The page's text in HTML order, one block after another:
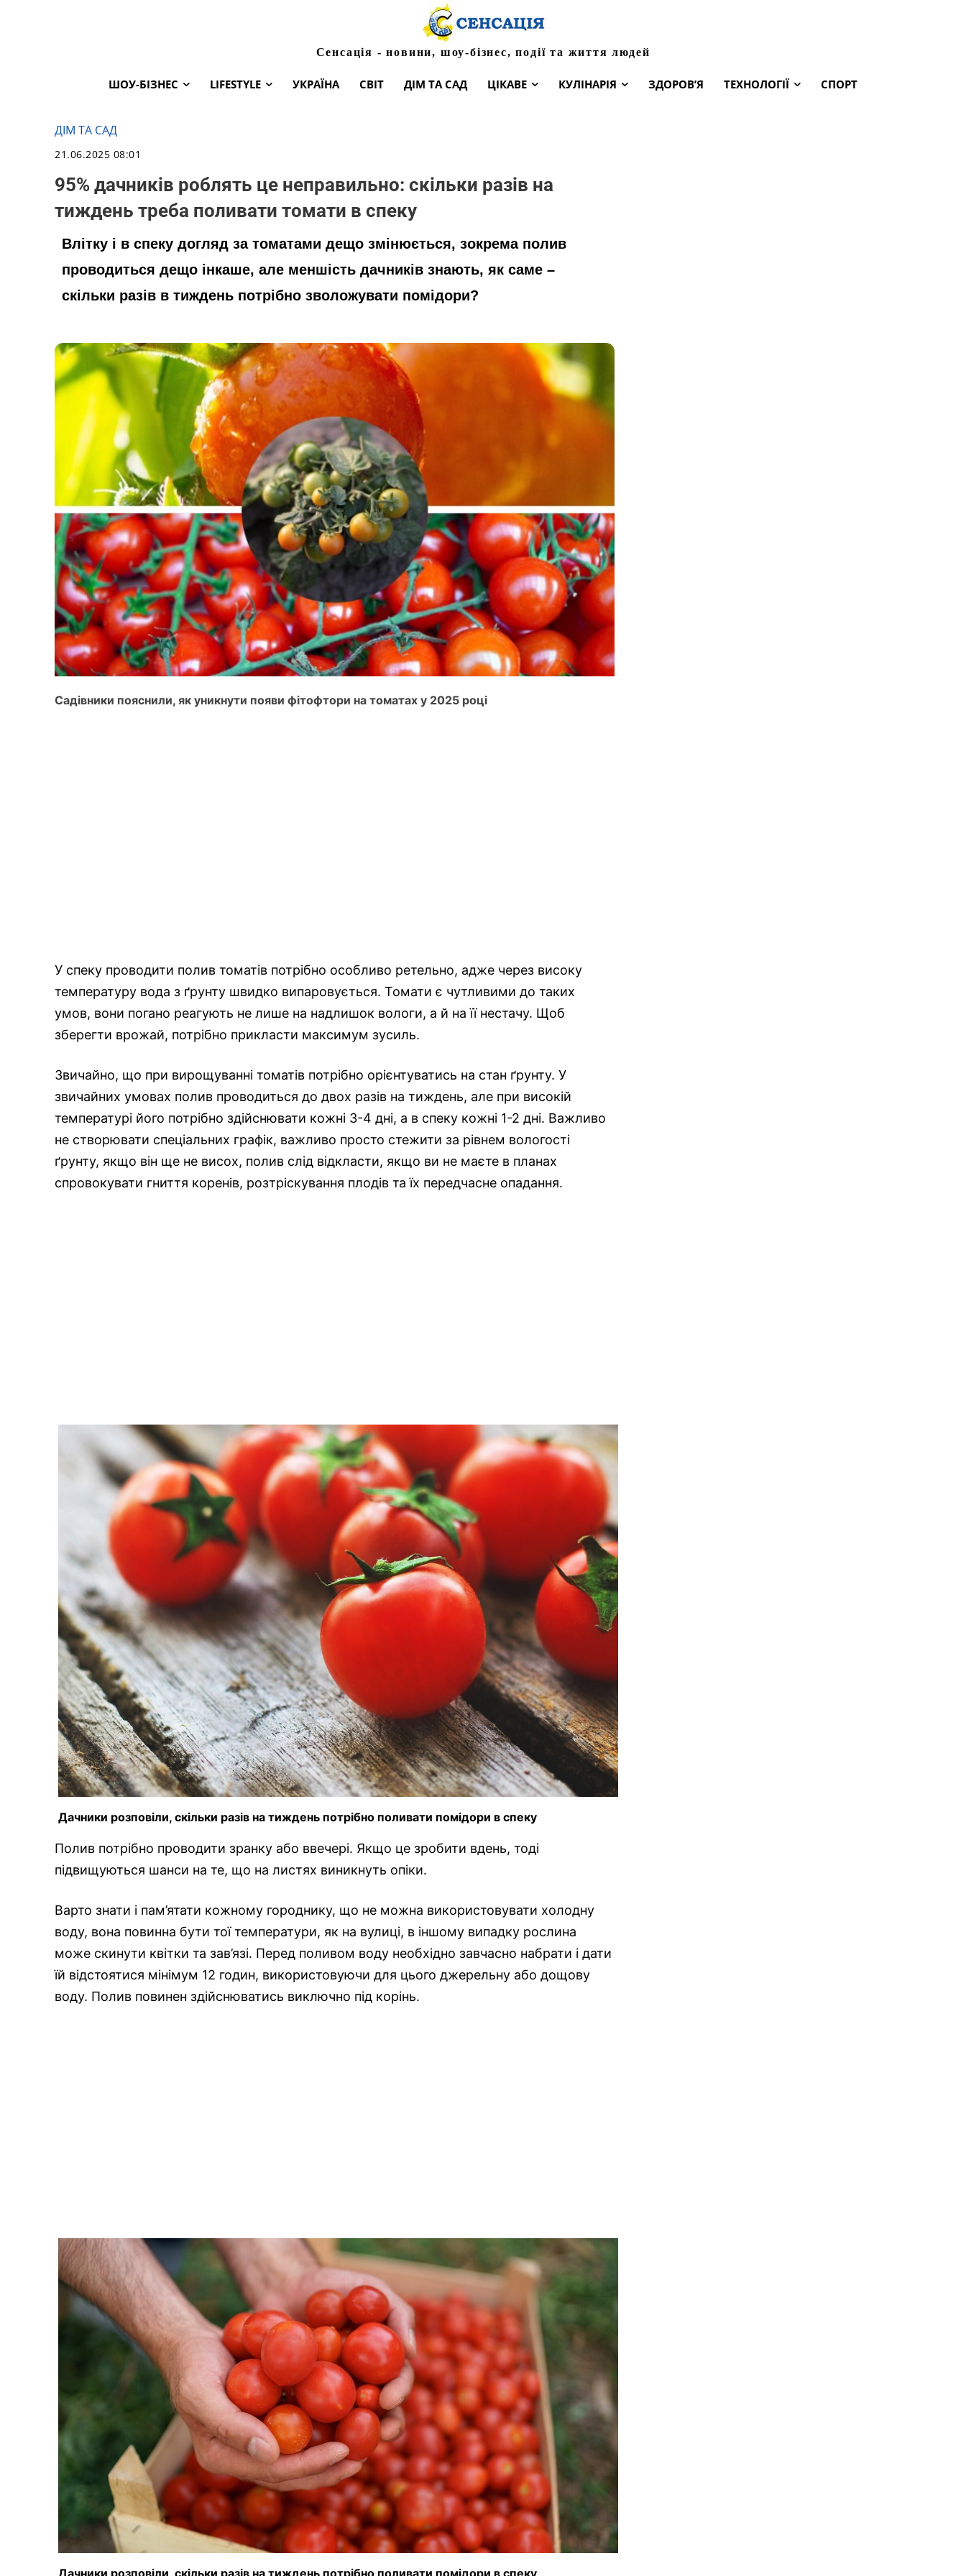
Сенсація - новини, шоу-бізнес, події та життя людей
ШОУ-БІЗНЕС LIFESTYLE УКРАЇНА СВІТ ДІМ ТА САД ЦІКАВЕ КУЛІНАРІЯ ЗДОРОВ’Я ТЕХНОЛОГІЇ СПОРТ
ДІМ ТА САД
21.06.2025 08:01
95% дачників роблять це неправильно: скільки разів на
тиждень треба поливати томати в спеку
Влітку і в спеку догляд за томатами дещо змінюється, зокрема полив
проводиться дещо інкаше, але меншість дачників знають, як саме –
скільки разів в тиждень потрібно зволожувати помідори?
Садівники пояснили, як уникнути появи фітофтори на томатах у 2025 році
У спеку проводити полив томатів потрібно особливо ретельно, адже через високу
температуру вода з ґрунту швидко випаровується. Томати є чутливими до таких
умов, вони погано реагують не лише на надлишок вологи, а й на її нестачу. Щоб
зберегти врожай, потрібно прикласти максимум зусиль.
Звичайно, що при вирощуванні томатів потрібно орієнтуватись на стан ґрунту. У
звичайних умовах полив проводиться до двох разів на тиждень, але при високій
температурі його потрібно здійснювати кожні 3-4 дні, а в спеку кожні 1-2 дні. Важливо
не створювати спеціальних графік, важливо просто стежити за рівнем вологості
ґрунту, якщо він ще не висох, полив слід відкласти, якщо ви не маєте в планах
спровокувати гниття коренів, розтріскування плодів та їх передчасне опадання.
Дачники розповіли, скільки разів на тиждень потрібно поливати помідори в спеку
Полив потрібно проводити зранку або ввечері. Якщо це зробити вдень, тоді
підвищуються шанси на те, що на листях виникнуть опіки.
Варто знати і пам’ятати кожному городнику, що не можна використовувати холодну
воду, вона повинна бути тої температури, як на вулиці, в іншому випадку рослина
може скинути квітки та зав’язі. Перед поливом воду необхідно завчасно набрати і дати
їй відстоятися мінімум 12 годин, використовуючи для цього джерельну або дощову
воду. Полив повинен здійснюватись виключно під корінь.
Дачники розповіли, скільки разів на тиждень потрібно поливати помідори в спеку